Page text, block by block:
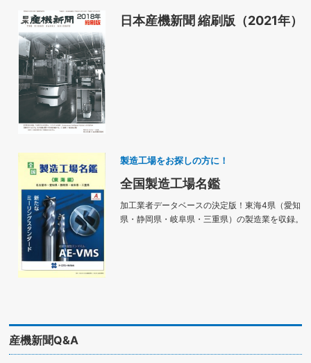
日本産機新聞 縮刷版（2021年）
製造工場をお探しの方に！
全国製造工場名鑑
加工業者データベースの決定版！東海4県（愛知
県・静岡県・岐阜県・三重県）の製造業を収録。
産機新聞Q&A